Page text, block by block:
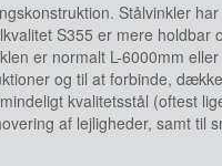
Stålvinkler
S355 er mere holdbar
er normalt L-6000mm
og til at forbinde,
kvalitetsstål (oftest
af lejligheder, samt til